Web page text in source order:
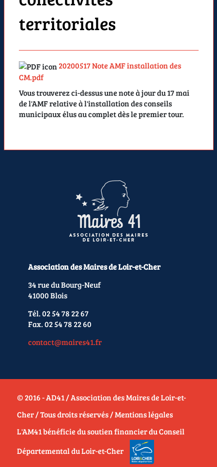
territoriales
20200517 Note AMF installation des
CM.pdf
Vous trouverez ci-dessus une note à jour du 17 mai
de l'AMF relative à l'installation des conseils
municipaux élus au complet dès le premier tour.
Association des Maires de Loir-et-Cher
34 rue du Bourg-Neuf
41000 Blois
Tél. 02 54 78 22 67
Fax. 02 54 78 22 60
contact@maires41.fr
© 2016 - AD41 / Association des Maires de Loir-et-
Cher / Tous droits réservés /Mentions légales
L'AM41 bénéficie du soutien financier du Conseil
Départemental du Loir-et-Cher